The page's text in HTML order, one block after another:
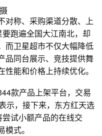
称、采购渠道分散、上
跑遍全国大江南北，却
而卫星超市不仅大幅降低
品同台展示、竞技提供舞
能和价格上持续优化。
款产品上架平台，交易
示，接下来，东方红天选
试小额产品的在线交
式。